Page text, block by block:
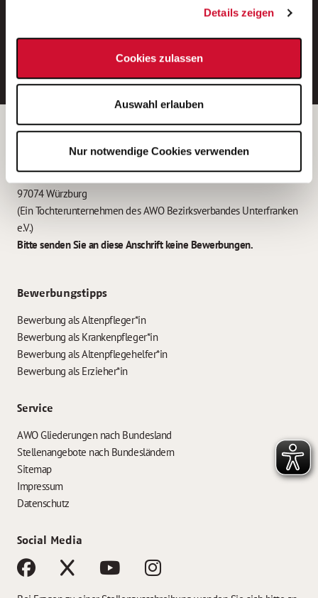
Details zeigen
Cookies zulassen
Auswahl erlauben
Nur notwendige Cookies verwenden
E-Mail-Adresse eintragen
Betreiber der Webseite
Garitz Bewirtschaftungsbetriebe GmbH
Kantstraße 45a
97074 Würzburg
(Ein Tochterunternehmen des AWO Bezirksverbandes Unterfranken
e.V.)
Bitte senden Sie an diese Anschrift keine Bewerbungen.
Bewerbungstipps
Bewerbung als Altenpfleger*in
Bewerbung als Krankenpfleger*in
Bewerbung als Altenpflegehelfer*in
Bewerbung als Erzieher*in
Service
AWO Gliederungen nach Bundesland
Stellenangebote nach Bundesländern
Sitemap
Impressum
Datenschutz
Social Media